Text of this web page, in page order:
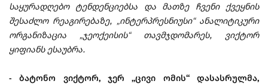
საყურადღებო ტენდენციებსა და მათზე ჩვენი ქვეყნის
შესაძლო რეაგირებაზე, „ინტერპრესნიუსი“ ანალიტიკური
ორგანიზაცია „ჯეოქეისის“ თავმჯდომარეს, ვიქტორ
ყიფიანს ესაუბრა.
- ბატონო ვიქტორ, ჯერ „ცივი ომის“ დასასრულმა,